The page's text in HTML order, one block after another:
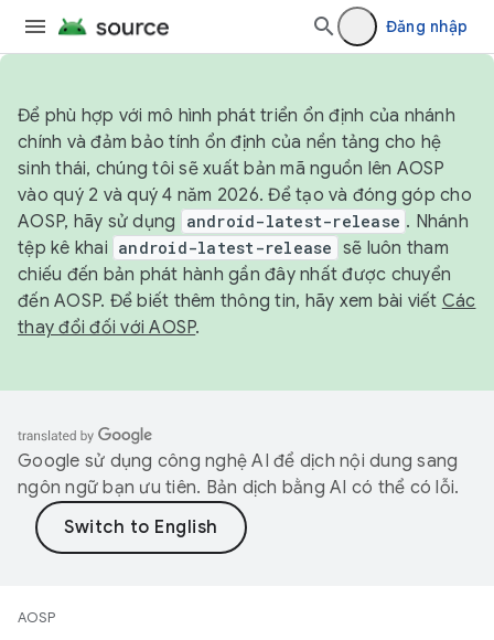
Đăng nhập
Để phù hợp với mô hình phát triển ổn định của nhánh
chính và đảm bảo tính ổn định của nền tảng cho hệ
sinh thái, chúng tôi sẽ xuất bản mã nguồn lên AOSP
vào quý 2 và quý 4 năm 2026. Để tạo và đóng góp cho
AOSP, hãy sử dụng
android-latest-release . Nhánh
tệp kê khai android-latest-release sẽ luôn tham
chiếu đến bản phát hành gần đây nhất được chuyển
đến AOSP. Để biết thêm thông tin, hãy xem bài viết Các
thay đổi đối với AOSP.
Google sử dụng công nghệ AI để dịch nội dung sang
ngôn ngữ bạn ưu tiên. Bản dịch bằng AI có thể có lỗi.
AOSP